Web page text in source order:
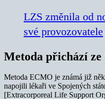
LZS změnila od
své provozovatele
Metoda přichází ze
Metoda ECMO je známá již
napojili lékaři ve Spojených
[Extracorporeal Life Support